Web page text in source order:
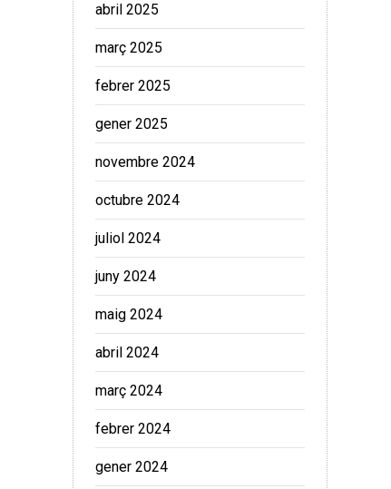
abril 2025
març 2025
febrer 2025
gener 2025
novembre 2024
octubre 2024
juliol 2024
juny 2024
maig 2024
abril 2024
març 2024
febrer 2024
gener 2024